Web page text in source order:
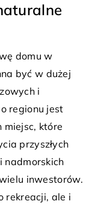
domu w
być w dużej
i
regionu jest
miejsc, które
przyszłych
nadmorskich
inwestorów.
rekreacji, ale i